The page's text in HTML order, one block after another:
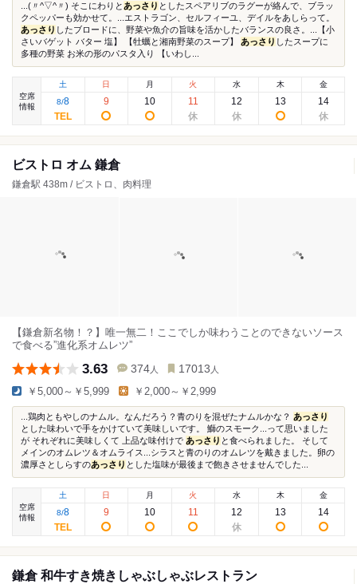
...(〃^▽^〃) そこにわりと あっさり としたスペアリブのラグーが絡んで、ブラッ
クペッパーも効かせて。...エストラゴン、セルフィーユ、デイルをあしらって。
あっさり したブロードに、野菜や魚介の旨味を活かしたバランスの良さ。...【小
さいバゲット バター 塩】 【牡蠣と湘南野菜のスープ】 あっさり したスープに
多種の野菜 お米の形のパスタ入り 【いわし...
空席
情報
土
8/8
日
9
月
10
火
11
水
12
木
13
金
14
ビストロ オム 鎌倉
鎌倉駅 438m / ビストロ、肉料理
【鎌倉新名物！？】唯一無二！ここでしか味わうことのできないソース
で食べる”進化系オムレツ”
3.63 374 人 17013 人
￥5,000～￥5,999 ￥2,000～￥2,999
...鶏肉ともやしのナムル。なんだろう？青のりを混ぜたナムルかな？ あっさり
とした味わいで手をかけていて美味しいです。 鰤のスモーク...って思いました
が それぞれに美味しくて 上品な味付けで あっさり と食べられました。 そして
メインのオムレツ＆オムライス...シラスと青のりのオムレツを戴きました。卵の
濃厚さとしらすのあっさり とした塩味が最後まで飽きさせませんでした...
空席
情報
土
8/8
日
9
月
10
火
11
水
12
木
13
金
14
鎌倉 和牛すき焼きしゃぶしゃぶレストラン